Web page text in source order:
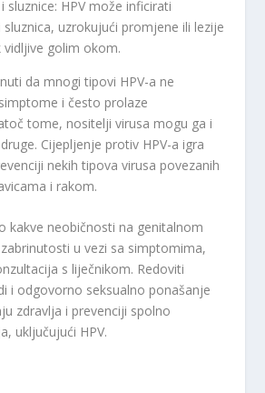
sluznice: HPV može inficirati
uzrokujući promjene ili lezije
vidljive golim okom.
da mnogi tipovi HPV-a ne
i često prolaze
tome, nositelji virusa mogu ga i
Cijepljenje protiv HPV-a igra
nekih tipova virusa povezanih
i rakom.
kakve neobičnosti na genitalnom
u vezi sa simptomima,
s liječnikom. Redoviti
i odgovorno seksualno ponašanje
zdravlja i prevenciji spolno
uključujući HPV.